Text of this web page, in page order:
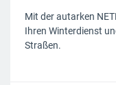
Mit der autarken
Ihren Winterdienst
Straßen.